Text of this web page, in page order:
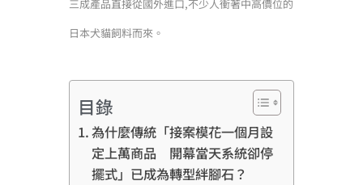
三成產品直接從國外進口,不少人衝著中高價位的
日本犬貓飼料而來。
目錄
為什麼傳統「接案模花一個月設
定上萬商品 開幕當天系統卻停
擺式」已成為轉型絆腳石？